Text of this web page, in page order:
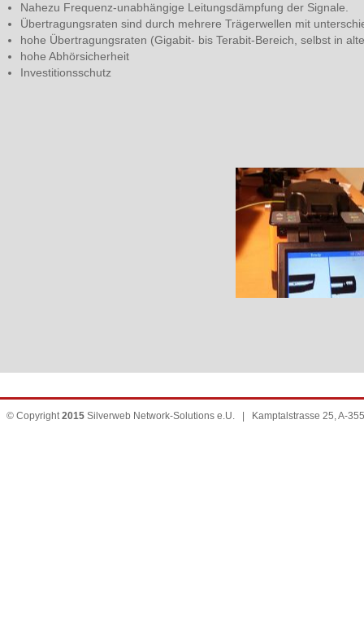
Nahezu Frequenz-unabhängige Leitungsdämpfung der Signale.
Übertragungsraten sind durch mehrere Trägerwellen mit
hohe Übertragungsraten (Gigabit- bis Terabit-Bereich, selbst in
hohe Abhörsicherheit
Investitionsschutz
© Copyright2015 Silverweb Network-Solutions e.U. | Kamptalstrasse 25, A-